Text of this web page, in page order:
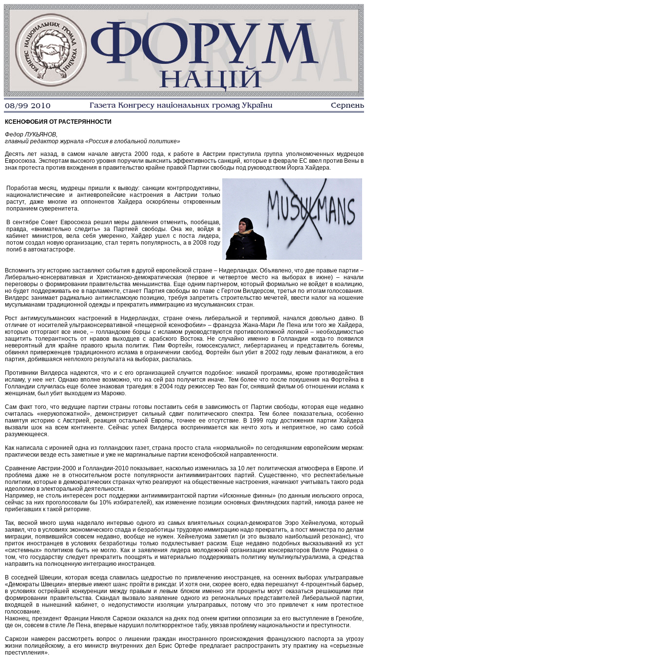
КСЕНОФОБИЯ ОТ РАСТЕРЯННОСТИ
Федор ЛУКЬЯНОВ,
главный редактор журнала «Россия в глобальной политике»
Десять лет назад, в самом начале августа 2000 года, к работе в Австрии приступила группа уполномоченных мудрецов
Евросоюза. Экспертам высокого уровня поручили выяснить эффективность санкций, которые в феврале ЕС ввел против Вены в
знак протеста против вхождения в правительство крайне правой Партии свободы под руководством Йорга Хайдера.
Поработав месяц, мудрецы пришли к выводу: санкции контрпродуктивны,
националистические и антиевропейские настроения в Австрии только
растут, даже многие из оппонентов Хайдера оскорблены откровенным
попранием суверенитета.
В сентябре Совет Евросоюза решил меры давления отменить, пообещав,
правда, «внимательно следить» за Партией свободы. Она же, войдя в
кабинет министров, вела себя умеренно, Хайдер ушел с поста лидера,
потом создал новую организацию, стал терять популярность, а в 2008 году
погиб в автокатастрофе.
Вспомнить эту историю заставляют события в другой европейской стране – Нидерландах. Объявлено, что две правые партии –
Либерально-консервативная и Христианско-демократическая (первое и четвертое место на выборах в июне) – начали
переговоры о формировании правительства меньшинства. Еще одним партнером, который формально не войдет в коалицию,
но будет поддерживать ее в парламенте, станет Партия свободы во главе с Гертом Вилдерсом, третья по итогам голосования.
Вилдерс занимает радикально антиисламскую позицию, требуя запретить строительство мечетей, ввести налог на ношение
мусульманами традиционной одежды и прекратить иммиграцию из мусульманских стран.
Рост антимусульманских настроений в Нидерландах, стране очень либеральной и терпимой, начался довольно давно. В
отличие от носителей ультраконсервативной «пещерной ксенофобии» – француза Жана-Мари Ле Пена или того же Хайдера,
которые отторгают все иное, – голландские борцы с исламом руководствуются противоположной логикой – необходимостью
защитить толерантность от нравов выходцев с арабского Востока. Не случайно именно в Голландии когда-то появился
невероятный для крайне правого крыла политик. Пим Фортейн, гомосексуалист, либертарианец и представитель богемы,
обвинял приверженцев традиционного ислама в ограничении свобод. Фортейн был убит в 2002 году левым фанатиком, а его
партия, добившаяся неплохого результата на выборах, распалась.
Противники Вилдерса надеются, что и с его организацией случится подобное: никакой программы, кроме противодействия
исламу, у нее нет. Однако вполне возможно, что на сей раз получится иначе. Тем более что после покушения на Фортейна в
Голландии случилась еще более знаковая трагедия: в 2004 году режиссер Тео ван Гог, снявший фильм об отношении ислама к
женщинам, был убит выходцем из Марокко.
Сам факт того, что ведущие партии страны готовы поставить себя в зависимость от Партии свободы, которая еще недавно
считалась «нерукопожатной», демонстрирует сильный сдвиг политического спектра. Тем более показательна, особенно
памятуя историю с Австрией, реакция остальной Европы, точнее ее отсутствие. В 1999 году достижения партии Хайдера
вызвали шок на всем континенте. Сейчас успех Вилдерса воспринимается как нечто хоть и неприятное, но само собой
разумеющееся.
Как написала с иронией одна из голландских газет, страна просто стала «нормальной» по сегодняшним европейским меркам:
практически везде есть заметные и уже не маргинальные партии ксенофобской направленности.
Сравнение Австрии-2000 и Голландии-2010 показывает, насколько изменилась за 10 лет политическая атмосфера в Европе. И
проблема даже не в относительном росте популярности антииммигрантских партий. Существенно, что респектабельные
политики, которые в демократических странах чутко реагируют на общественные настроения, начинают учитывать такого рода
идеологию в электоральной деятельности.
Например, не столь интересен рост поддержки антииммигрантской партии «Исконные финны» (по данным июльского опроса,
сейчас за них проголосовали бы 10% избирателей), как изменение позиции основных финляндских партий, никогда ранее не
прибегавших к такой риторике.
Так, весной много шума наделало интервью одного из самых влиятельных социал-демократов Ээро Хейнелуома, который
заявил, что в условиях экономического спада и безработицы трудовую иммиграцию надо прекратить, а пост министра по делам
миграции, появившийся совсем недавно, вообще не нужен. Хейнелуома заметил (и это вызвало наибольший резонанс), что
приток иностранцев в условиях безработицы только подхлестывает расизм. Еще недавно подобных высказываний из уст
«системных» политиков быть не могло. Как и заявления лидера молодежной организации консерваторов Вилле Рюдмана о
том, что государству следует прекратить поощрять и материально поддерживать политику мультикультурализма, а средства
направить на полноценную интеграцию иностранцев.
В соседней Швеции, которая всегда славилась щедростью по привлечению иностранцев, на осенних выборах ультраправые
«Демократы Швеции» впервые имеют шанс пройти в риксдаг. И хотя они, скорее всего, едва перешагнут 4-процентный барьер,
в условиях острейшей конкуренции между правым и левым блоком именно эти проценты могут оказаться решающими при
формировании правительства. Скандал вызвало заявление одного из региональных представителей Либеральной партии,
входящей в нынешний кабинет, о недопустимости изоляции ультраправых, потому что это привлечет к ним протестное
голосование.
Наконец, президент Франции Николя Саркози оказался на днях под огнем критики оппозиции за его выступление в Гренобле,
где он, совсем в стиле Ле Пена, впервые нарушил политкорректное табу, увязав проблему национальности и преступности.
Саркози намерен рассмотреть вопрос о лишении граждан иностранного происхождения французского паспорта за угрозу
жизни полицейскому, а его министр внутренних дел Брис Ортефе предлагает распространить эту практику на «серьезные
преступления».